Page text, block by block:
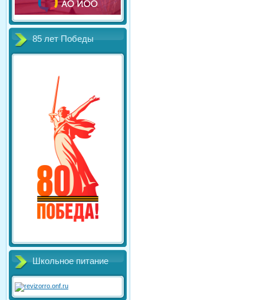
85 лет Победы
Школьное питание